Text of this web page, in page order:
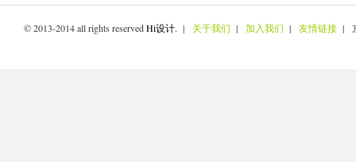
© 2013-2014 all rights reservedHi设计. | 关于我们 | 加入我们 | 友情链接 |